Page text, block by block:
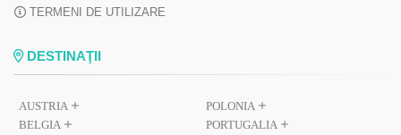
TERMENI DE UTILIZARE
DESTINAŢII
AUSTRIA
BELGIA
POLONIA
PORTUGALIA